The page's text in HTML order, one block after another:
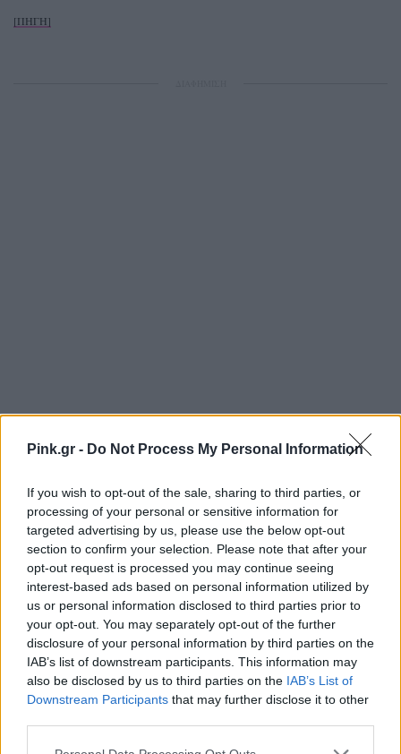
Pink.gr - Do Not Process My Personal Information
If you wish to opt-out of the sale, sharing to third parties, or
processing of your personal or sensitive information for
targeted advertising by us, please use the below opt-out
section to confirm your selection. Please note that after your
opt-out request is processed you may continue seeing
interest-based ads based on personal information utilized by
us or personal information disclosed to third parties prior to
your opt-out. You may separately opt-out of the further
disclosure of your personal information by third parties on the
IAB’s list of downstream participants. This information may
also be disclosed by us to third parties on the IAB’s List of
Downstream Participants that may further disclose it to other
[ΠΗΓΗ]
Ακολουθήστε το Pink.gr στοGoogle Newsκαι
μάθετε πρώτοιτα πιο hot νέα.
Ακολουθήστε το Pink.gr και στοInstagram
ΔΙΑΦΗΜΙΣΗ